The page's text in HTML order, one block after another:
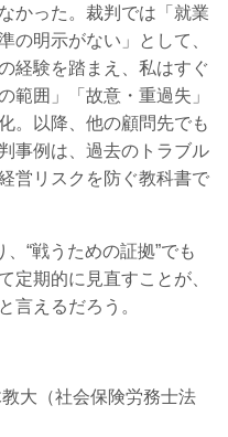
かった。裁判では「就業
の明示がない」として、
経験を踏まえ、私はすぐ
範囲」「故意・重過失」
。以降、他の顧問先でも
事例は、過去のトラブル
営リスクを防ぐ教科書で
“戦うための証拠”でも
定期的に見直すことが、
言えるだろう。
大（社会保険労務士法